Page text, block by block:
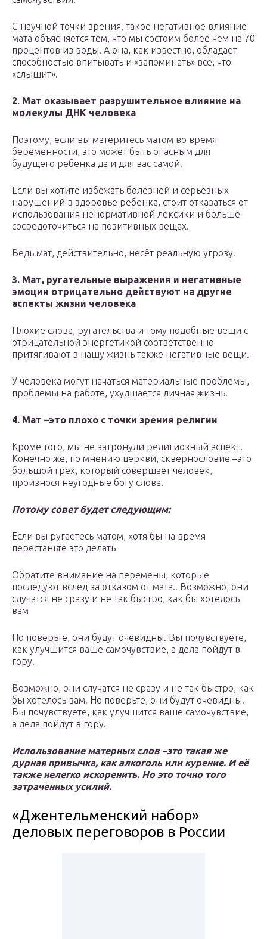
С научной точки зрения, такое негативное влияние
мата объясняется тем, что мы состоим более чем на 70
процентов из воды. А она, как известно, обладает
способностью впитывать и «запоминать» всё, что
«слышит».
2. Мат оказывает разрушительное влияние на
молекулы ДНК человека
Поэтому, если вы материтесь матом во время
беременности, это может быть опасным для
будущего ребенка да и для вас самой.
Если вы хотите избежать болезней и серьёзных
нарушений в здоровье ребенка, стоит отказаться от
использования ненормативной лексики и больше
сосредоточиться на позитивных вещах.
Ведь мат, действительно, несёт реальную угрозу.
3. Мат, ругательные выражения и негативные
эмоции отрицательно действуют на другие
аспекты жизни человека
Плохие слова, ругательства и тому подобные вещи с
отрицательной энергетикой соответственно
притягивают в нашу жизнь также негативные вещи.
У человека могут начаться материальные проблемы,
проблемы на работе, ухудшается личная жизнь.
4. Мат –это плохо с точки зрения религии
Кроме того, мы не затронули религиозный аспект.
Конечно же, по мнению церкви, сквернословие –это
большой грех, который совершает человек,
произнося неугодные богу слова.
Потому совет будет следующим:
Если вы ругаетесь матом, хотя бы на время
перестаньте это делать
Обратите внимание на перемены, которые
последуют вслед за отказом от мата.. Возможно, они
случатся не сразу и не так быстро, как бы хотелось
вам
Но поверьте, они будут очевидны. Вы почувствуете,
как улучшится ваше самочувствие, а дела пойдут в
гору.
Возможно, они случатся не сразу и не так быстро, как
бы хотелось вам. Но поверьте, они будут очевидны.
Вы почувствуете, как улучшится ваше самочувствие,
а дела пойдут в гору.
Использование матерных слов –это такая же
дурная привычка, как алкоголь или курение. И её
также нелегко искоренить. Но это точно того
затраченных усилий.
«Джентельменский набор»
деловых переговоров в России